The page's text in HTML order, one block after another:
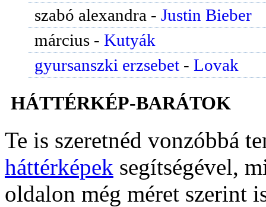
szabó alexandra - Justin Bieber
március - Kutyák
gyursanszki erzsebet - Lovak
HÁTTÉRKÉP-BARÁTOK
Te is szeretnéd vonzóbbá
háttérképek segítségével,
oldalon még méret szerint